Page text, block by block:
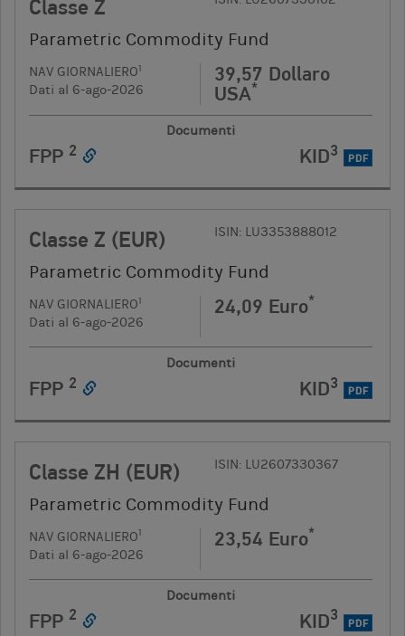
Classe Z
Parametric Commodity Fund
NAV GIORNALIERO1
Dati al 6-ago-2026
39,57 Dollaro
USA*
Documenti
FPP 2 KID3 PDF
Classe Z (EUR) ISIN: LU3353888012
Parametric Commodity Fund
NAV GIORNALIERO1
Dati al 6-ago-2026
24,09 Euro*
Documenti
FPP 2 KID3 PDF
Classe ZH (EUR) ISIN: LU2607330367
Parametric Commodity Fund
NAV GIORNALIERO1
Dati al 6-ago-2026
23,54 Euro*
Documenti
FPP 2 KID3 PDF